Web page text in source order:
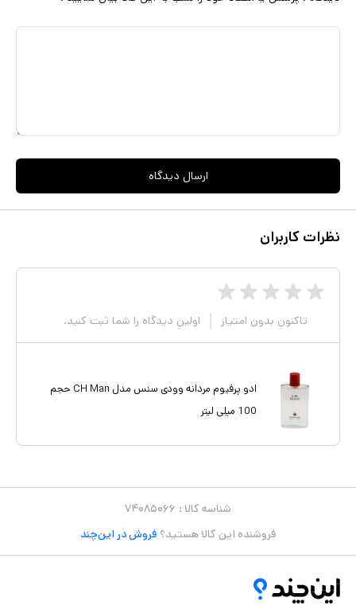
ارسال دیدگاه
نظرات کاربران
تاکنون بدون امتیاز اولین دیدگاه را شما ثبت کنید.
ادو پرفیوم مردانه وودی سنس مدل CH Man حجم
100 میلی لیتر
شناسه کالا : ۷۴۰۸۵۰۶۶
فروشنده این کالا هستید؟ فروش در این‌چند